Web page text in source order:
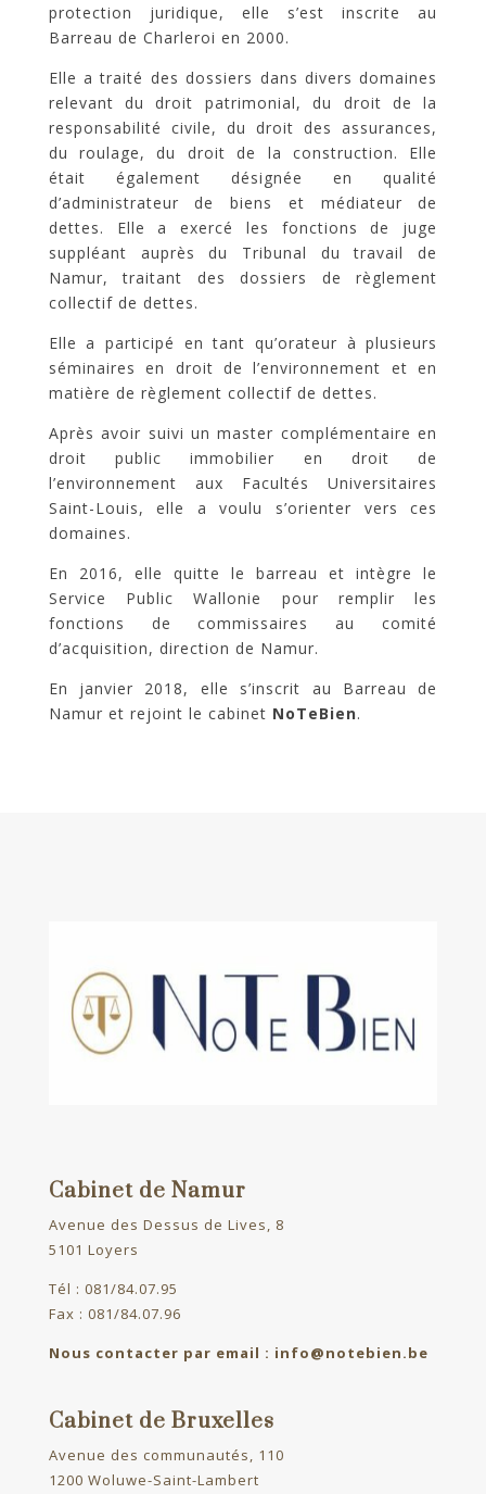
protection juridique, elle s’est inscrite au
Barreau de Charleroi en 2000.
Elle a traité des dossiers dans divers domaines
relevant du droit patrimonial, du droit de la
responsabilité civile, du droit des assurances,
du roulage, du droit de la construction. Elle
était également désignée en qualité
d’administrateur de biens et médiateur de
dettes. Elle a exercé les fonctions de juge
suppléant auprès du Tribunal du travail de
Namur, traitant des dossiers de règlement
collectif de dettes.
Elle a participé en tant qu’orateur à plusieurs
séminaires en droit de l’environnement et en
matière de règlement collectif de dettes.
Après avoir suivi un master complémentaire en
droit public immobilier en droit de
l’environnement aux Facultés Universitaires
Saint-Louis, elle a voulu s’orienter vers ces
domaines.
En 2016, elle quitte le barreau et intègre le
Service Public Wallonie pour remplir les
fonctions de commissaires au comité
d’acquisition, direction de Namur.
En janvier 2018, elle s’inscrit au Barreau de
Namur et rejoint le cabinet NoTeBien.
Cabinet de Namur
Avenue des Dessus de Lives, 8
5101 Loyers
Tél : 081/84.07.95
Fax : 081/84.07.96
Nous contacter par email : info@notebien.be
Cabinet de Bruxelles
Avenue des communautés, 110
1200 Woluwe-Saint-Lambert